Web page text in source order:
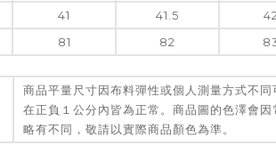
41 41.5
81 82
商品平量尺寸因布料彈性或個人測量方式不
在正負１公分內皆為正常。商品圖的色澤會
略有不同，敬請以實際商品顏色為準。